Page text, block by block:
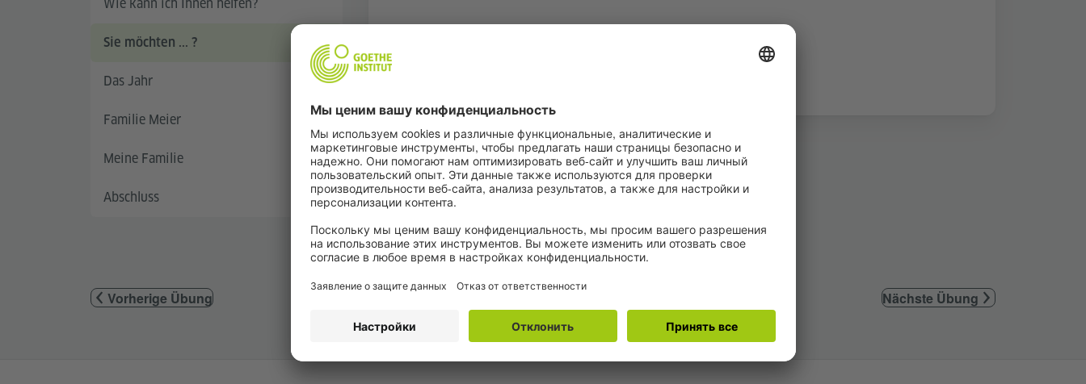
Wie kann ich Ihnen helfen?
Sie möchten ... ?
Das Jahr
Familie Meier
Meine Familie
Abschluss
Vorherige Übung Nächste Übung